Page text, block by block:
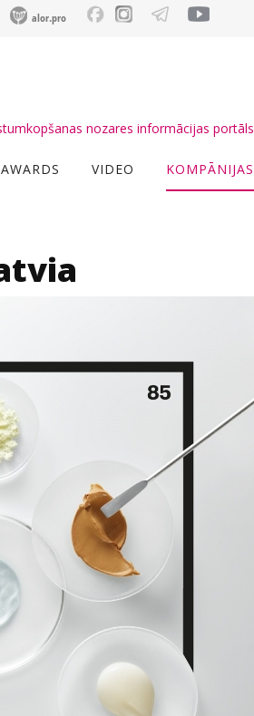
alor.pro
nozares informācijas portāls
VIDEO KOMPĀNIJAS